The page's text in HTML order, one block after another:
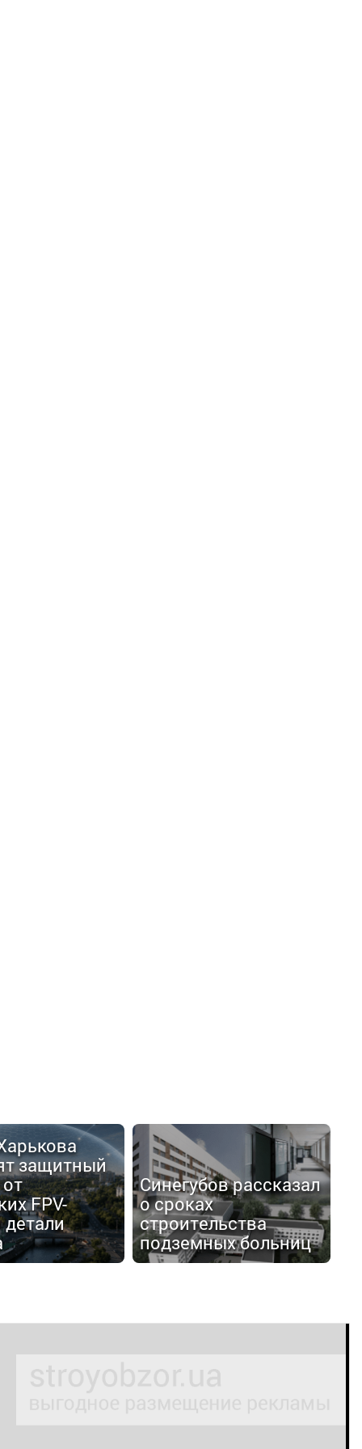
защитный
FPV-
Синегубов рассказал
о сроках
строительства
подземных больниц